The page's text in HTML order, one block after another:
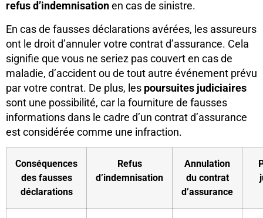
refus d’indemnisationen cas de sinistre.
En cas de fausses déclarations avérées, les assureurs
ont le droit d’annuler votre contrat d’assurance. Cela
signifie que vous ne seriez pas couvert en cas de
maladie, d’accident ou de tout autre événement prévu
par votre contrat. De plus, les poursuites judiciaires
sont une possibilité, car la fourniture de fausses
informations dans le cadre d’un contrat d’assurance
est considérée comme une infraction.
Conséquences
des fausses
déclarations
Refus
d’indemnisation
Annulation
du contrat
d’assurance